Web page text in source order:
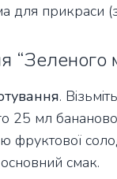
для прикраси
“Зеленого
.
25 мл
фруктової
смак.